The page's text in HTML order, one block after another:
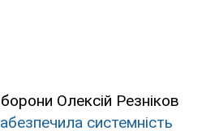
Олексій Резніков
системність